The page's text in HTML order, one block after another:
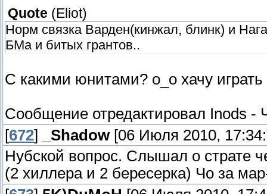
Quote ( Eliot)
Норм связка Варден(кинжал, блинк) и
БМа и битых грантов..
С какими юнитами? о_о хачу
Сообщение отредактировал Inods -
[672] _Shadow[06 Июля 2010,
Нубской вопрос. Слышал о страте
(2 хиллера и 2 бересерка) Чо за